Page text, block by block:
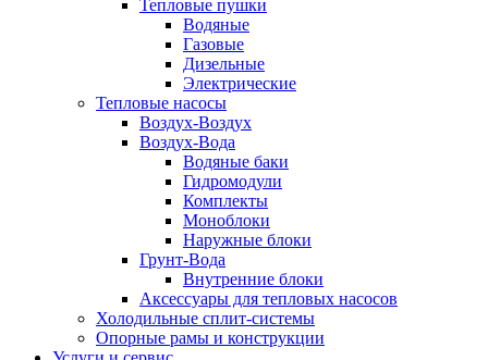
Тепловые пушки
Водяные
Газовые
Дизельные
Электрические
Тепловые насосы
Воздух-Воздух
Воздух-Вода
Водяные баки
Гидромодули
Комплекты
Моноблоки
Наружные блоки
Грунт-Вода
Внутренние блоки
Аксессуары для тепловых насосов
Холодильные сплит-системы
Опорные рамы и конструкции